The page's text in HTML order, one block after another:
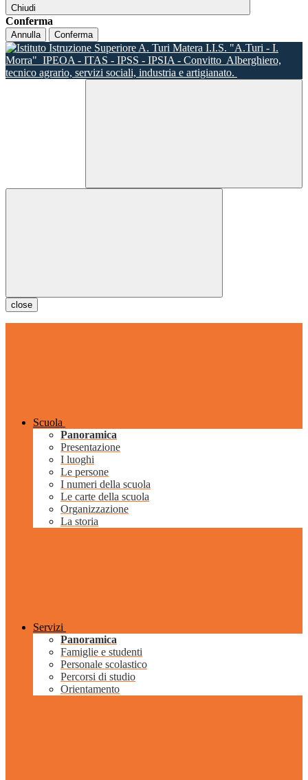
Chiudi
Conferma
Annulla Conferma
I.I.S. "A.Turi - I.
Morra" IPEOA - ITAS - IPSS - IPSIA - Convitto Alberghiero,
tecnico agrario, servizi sociali, industria e artigianato.
close
Scuola
Panoramica
Presentazione
I luoghi
Le persone
I numeri della scuola
Le carte della scuola
Organizzazione
La storia
Servizi
Panoramica
Famiglie e studenti
Personale scolastico
Percorsi di studio
Orientamento